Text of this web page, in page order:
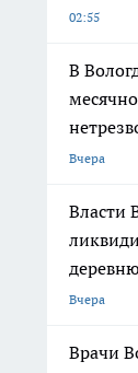
02:55
В
Вчера
Власти
деревню
Вчера
Врачи